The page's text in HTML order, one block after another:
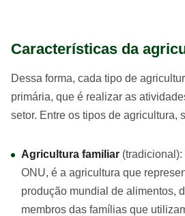
Características da
Dessa forma, cada tipo de
primária, que é realizar as
setor. Entre os tipos de agricultura,
Agricultura familiar
ONU, é a agricultura que
produção mundial de alimentos,
membros das famílias que